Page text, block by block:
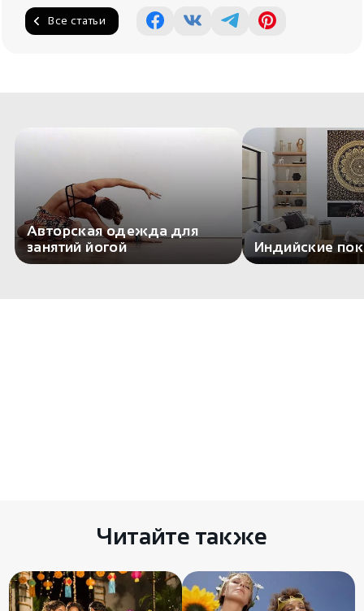
Все статьи
Авторская одежда для
занятий йогой
Индийские
Читайте также